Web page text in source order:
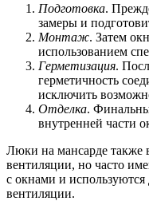
Подготовка.
замеры и
Монтаж. Затем
использованием
Герметизация.
герметичность
исключить
Отделка.
внутренней части
Люки на мансарде
вентиляции, но часто
с окнами и
вентиляции.